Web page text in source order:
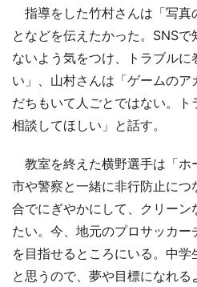
指導をした竹村さんは「写真
となどを伝えたかった。SNS
ないよう気をつけ、トラブルに
い」、山村さんは「ゲームの
だちもいて人ごとではない。
相談してほしい」と話す。
教室を終えた横野選手は「ホ
市や警察と一緒に非行防止に
合でにぎやかにして、クリーン
たい。今、地元のプロサッカー
を目指せるところにいる。中
と思うので、夢や目標になれ